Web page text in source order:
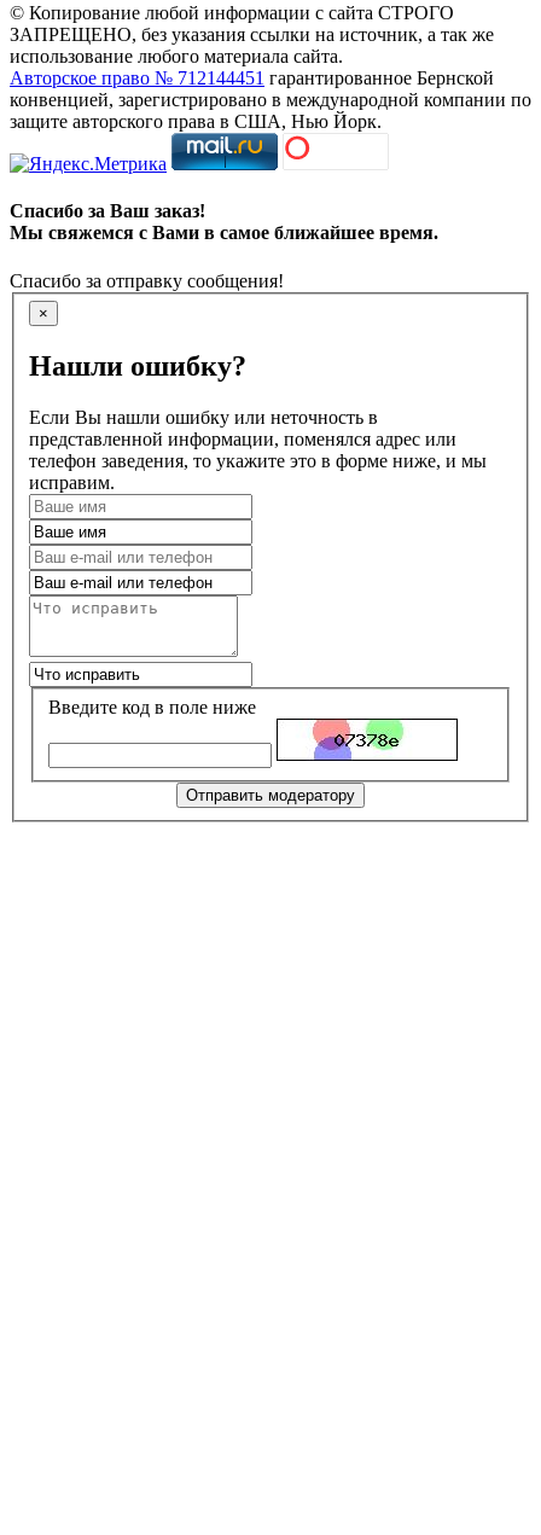
© Копирование любой информации с сайта СТРОГО
ЗАПРЕЩЕНО, без указания ссылки на источник, а так же
использование любого материала сайта.
Авторское право № 712144451 гарантированное Бернской
конвенцией, зарегистрировано в международной компании по
защите авторского права в США, Нью Йорк.
Спасибо за Ваш заказ!
Мы свяжемся с Вами в самое ближайшее время.
Спасибо за отправку сообщения!
×
Нашли ошибку?
Если Вы нашли ошибку или неточность в
представленной информации, поменялся адрес или
телефон заведения, то укажите это в форме ниже, и мы
исправим.
Введите код в поле ниже
Отправить модератору